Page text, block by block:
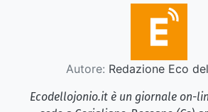
Autore: Redazione Eco
Ecodellojonio.it è un giornale on-